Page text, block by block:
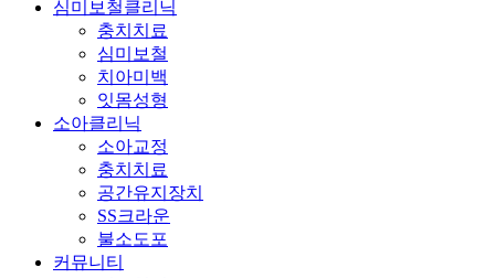
심미보철클리닉
충치치료
심미보철
치아미백
잇몸성형
소아클리닉
소아교정
충치치료
공간유지장치
SS크라운
불소도포
커뮤니티